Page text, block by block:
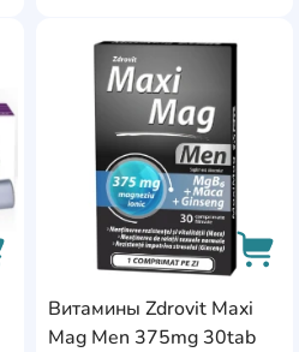
AddCardToFavourite
AddCardToCart
Витамины Zdrovit Maxi
Mag Men 375mg 30tab